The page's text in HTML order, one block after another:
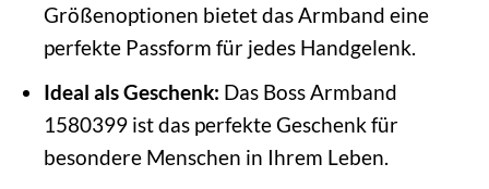
Größenoptionen bietet das Armband eine
perfekte Passform für jedes Handgelenk.
Ideal als Geschenk: Das Boss Armband
1580399 ist das perfekte Geschenk für
besondere Menschen in Ihrem Leben.